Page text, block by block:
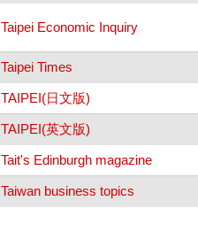
Taipei Economic Inquiry
Taipei Times
TAIPEI(日文版)
TAIPEI(英文版)
Tait's Edinburgh magazine
Taiwan business topics